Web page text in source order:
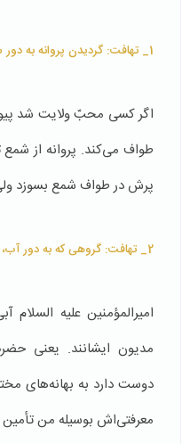
1_ تهافت: گردیدن پروانه به دور شمع
اگر کسی محبّ ولایت شد
طواف می‌کند. پروانه از
پرش در طواف شمع بسوزد
2_ تهافت: گروهی که به دور آب، جمع می گردند.
امیرالمؤمنین علیه
مدیون ایشانند. یعنی
دوست دارد به بهانه‌های
معرفتی‌اش بوسیله من